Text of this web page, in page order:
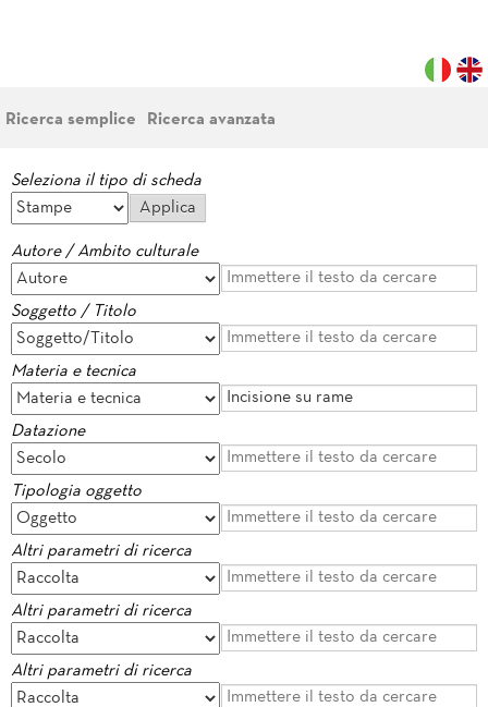
Ricerca semplice Ricerca avanzata
Seleziona il tipo di scheda
Autore / Ambito culturale
Soggetto / Titolo
Materia e tecnica
Datazione
Tipologia oggetto
Altri parametri di ricerca
Altri parametri di ricerca
Altri parametri di ricerca